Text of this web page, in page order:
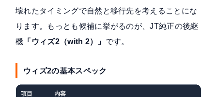
壊れたタイミングで自然と移行先を考えることにな
ります。もっとも候補に挙がるのが、JT純正の後継
機 「ウィズ2（with 2）」 です。
ウィズ2の基本スペック
項目 内容